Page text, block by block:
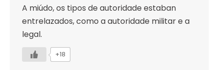
A miúdo, os tipos de autoridade estaban
entrelazados, como a autoridade militar e a
legal.
+18